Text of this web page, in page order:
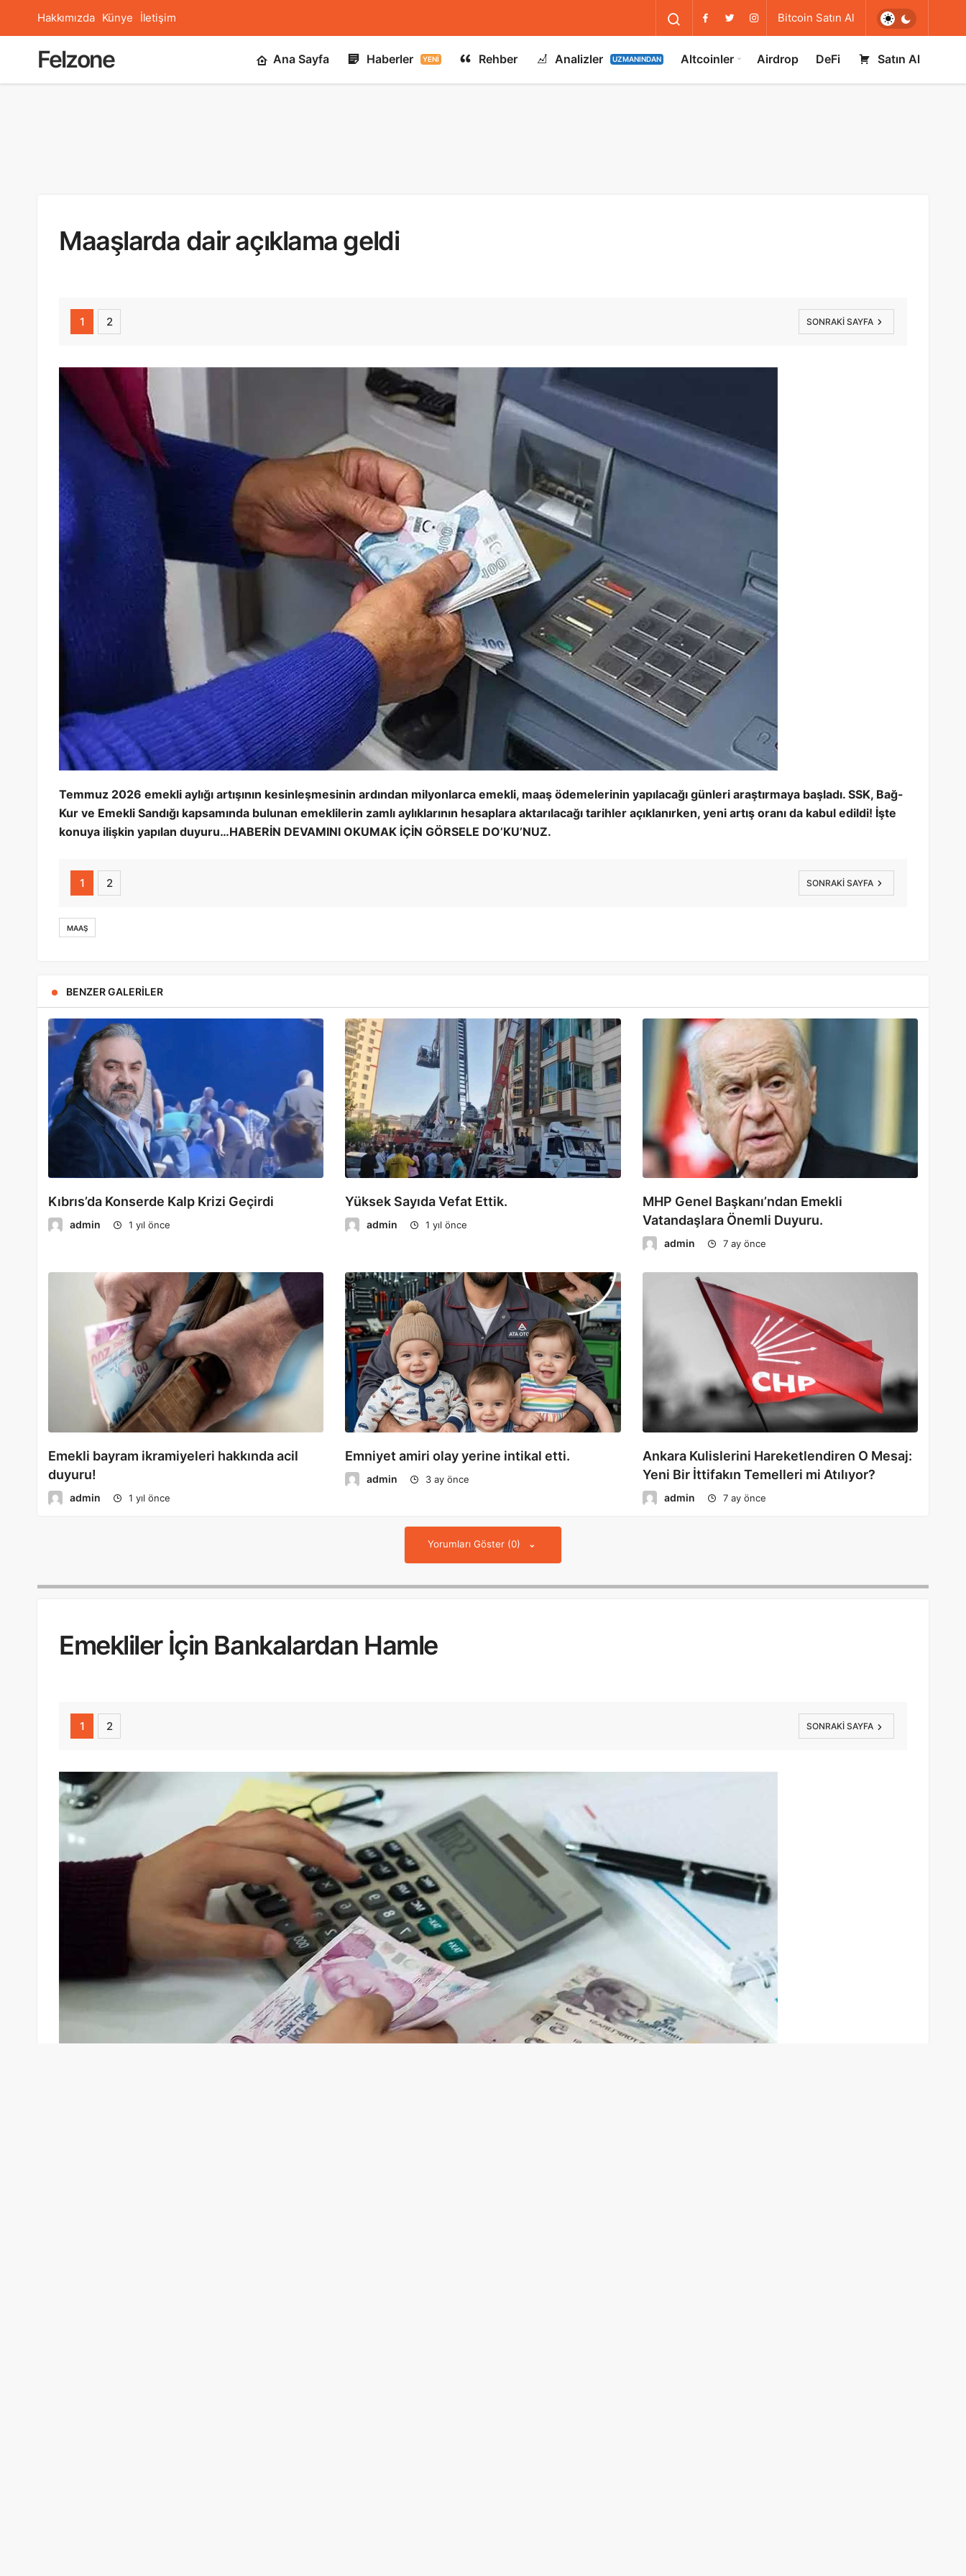
Hakkımızda Künye İletişim Bitcoin Satın Al
Felzone Ana Sayfa Haberler YENI Rehber Analizler UZMANINDAN Altcoinler Airdrop DeFi Satın Al
Maaşlarda dair açıklama geldi
1 2 SONRAKI SAYFA
Temmuz 2026 emekli aylığı artışının kesinleşmesinin ardından milyonlarca emekli, maaş ödemelerinin yapılacağı günleri araştırmaya başladı. SSK, Bağ-
Kur ve Emekli Sandığı kapsamında bulunan emeklilerin zamlı aylıklarının hesaplara aktarılacağı tarihler açıklanırken, yeni artış oranı da kabul edildi! İşte
konuya ilişkin yapılan duyuru…HABERİN DEVAMINI OKUMAK İÇİN GÖRSELE DO’KU’NUZ.
1 2 SONRAKI SAYFA
MAAŞ
BENZER GALERILER
Kıbrıs’da Konserde Kalp Krizi Geçirdi
admin 1 yıl önce
Yüksek Sayıda Vefat Ettik.
admin 1 yıl önce
MHP Genel Başkanı’ndan Emekli
Vatandaşlara Önemli Duyuru.
admin 7 ay önce
Emekli bayram ikramiyeleri hakkında acil
duyuru!
admin 1 yıl önce
Emniyet amiri olay yerine intikal etti.
admin 3 ay önce
Ankara Kulislerini Hareketlendiren O Mesaj:
Yeni Bir İttifakın Temelleri mi Atılıyor?
admin 7 ay önce
Yorumları Göster (0)
Emekliler İçin Bankalardan Hamle
1 2 SONRAKI SAYFA